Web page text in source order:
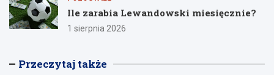
Ile zarabia Lewandowski miesięcznie?
1 sierpnia 2026
Przeczytaj także